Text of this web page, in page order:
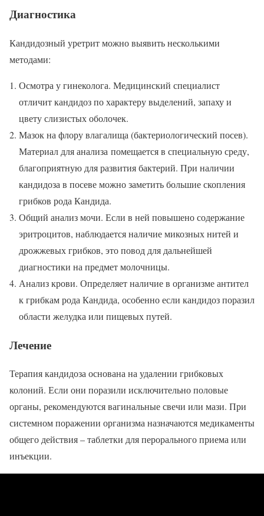
Диагностика
Кандидозный уретрит можно выявить несколькими
методами:
Осмотра у гинеколога. Медицинский специалист
отличит кандидоз по характеру выделений, запаху и
цвету слизистых оболочек.
Мазок на флору влагалища (бактериологический посев).
Материал для анализа помещается в специальную среду,
благоприятную для развития бактерий. При наличии
кандидоза в посеве можно заметить большие скопления
грибков рода Кандида.
Общий анализ мочи. Если в ней повышено содержание
эритроцитов, наблюдается наличие микозных нитей и
дрожжевых грибков, это повод для дальнейшей
диагностики на предмет молочницы.
Анализ крови. Определяет наличие в организме антител
к грибкам рода Кандида, особенно если кандидоз поразил
области желудка или пищевых путей.
Лечение
Терапия кандидоза основана на удалении грибковых
колоний. Если они поразили исключительно половые
органы, рекомендуются вагинальные свечи или мази. При
системном поражении организма назначаются медикаменты
общего действия – таблетки для перорального приема или
инъекции.